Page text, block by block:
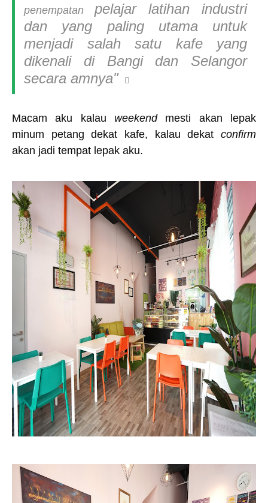
penempatan pelajar latihan industri
dan yang paling utama untuk
menjadi salah satu kafe yang
dikenali di Bangi dan Selangor
secara amnya"
Macam aku kalau weekendmesti akan lepak
minum petang dekat kafe, kalau dekat confirm
akan jadi tempat lepak aku.